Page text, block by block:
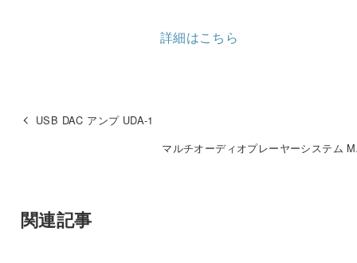
詳細はこちら
USB DAC アンプ UDA-1
マルチオーディオプレーヤーシステム
関連記事